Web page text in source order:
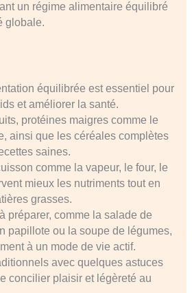
un régime alimentaire équilibré
globale.
équilibrée est essentiel pour
et améliorer la santé.
protéines maigres comme le
ainsi que les céréales complètes
saines.
comme la vapeur, le four, le
mieux les nutriments tout en
grasses.
préparer, comme la salade de
papillote ou la soupe de légumes,
à un mode de vie actif.
avec quelques astuces
concilier plaisir et légèreté au